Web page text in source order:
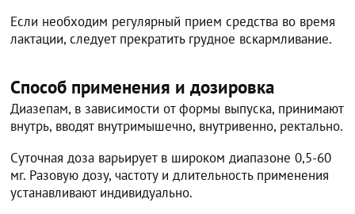
Если необходим регулярный прием средства во время
лактации, следует прекратить грудное вскармливание.
Способ применения и дозировка
Диазепам, в зависимости от формы выпуска, принимают
внутрь, вводят внутримышечно, внутривенно, ректально.
Суточная доза варьирует в широком диапазоне 0,5-60
мг. Разовую дозу, частоту и длительность применения
устанавливают индивидуально.